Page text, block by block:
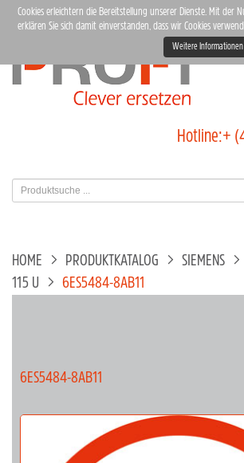
Hotline:+
HOME PRODUKTKATALOG SIEMENS
115 U
6ES5484-8AB11
6ES5484-8AB11
Cookies erleichtern die Bereitstellung unserer Dienste. Mit der
erklären Sie sich damit einverstanden, dass wir Cookies
Weitere Informationen